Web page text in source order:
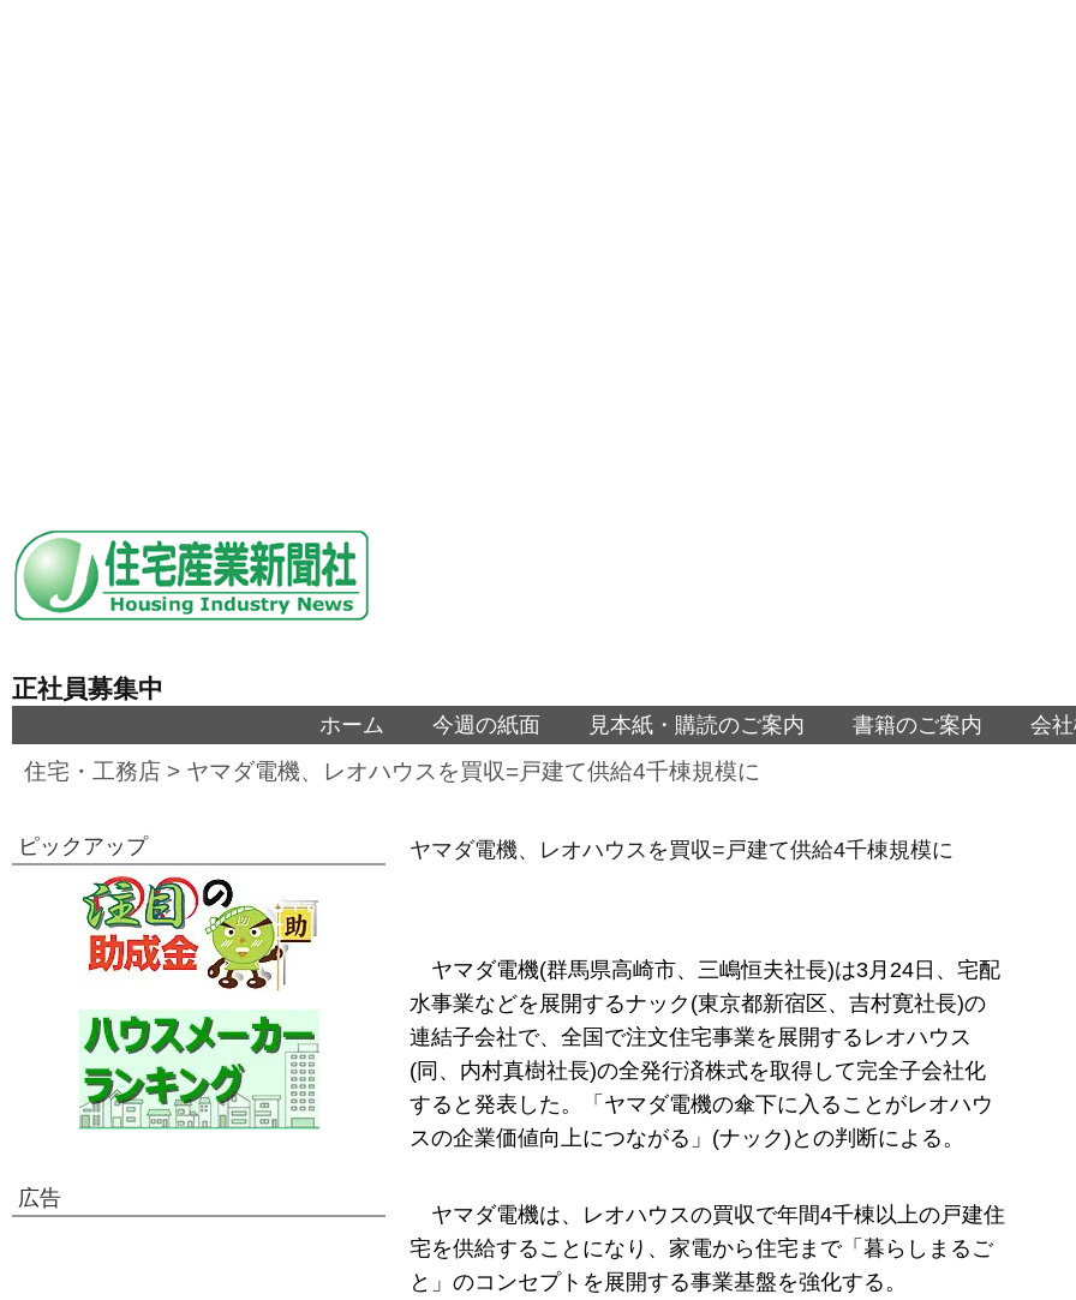
正社員募集中
ホーム 今週の紙面 見本紙・購読のご案内 書籍のご案内 会
住宅・工務店 > ヤマダ電機、レオハウスを買収=戸建て供給4千棟規模に
ヤマダ電機、レオハウスを買収=戸建て供給4千棟規模に
ヤマダ電機(群馬県高崎市、三嶋恒夫社長)は3月24日、宅配
水事業などを展開するナック(東京都新宿区、吉村寛社長)の
連結子会社で、全国で注文住宅事業を展開するレオハウス
(同、内村真樹社長)の全発行済株式を取得して完全子会社化
すると発表した。「ヤマダ電機の傘下に入ることがレオハウ
スの企業価値向上につながる」(ナック)との判断による。
ヤマダ電機は、レオハウスの買収で年間4千棟以上の戸建住
宅を供給することになり、家電から住宅まで「暮らしまるご
と」のコンセプトを展開する事業基盤を強化する。
ピックアップ
広告